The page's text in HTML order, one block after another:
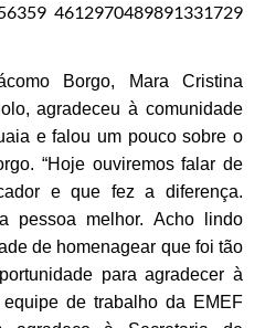
Borgo, Mara Cristina
agradeceu à comunidade
e falou um pouco sobre o
“Hoje ouviremos falar de
e que fez a diferença.
pessoa melhor. Acho lindo
de homenagear que foi tão
para agradecer à
de trabalho da EMEF